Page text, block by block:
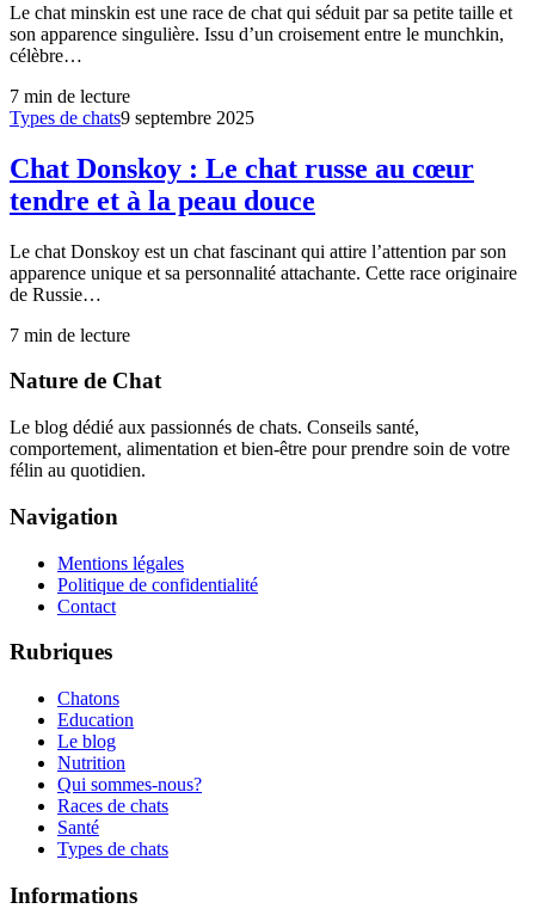
Le chat minskin est une race de chat qui séduit par sa petite taille et
son apparence singulière. Issu d’un croisement entre le munchkin,
célèbre…
7 min de lecture
Types de chats9 septembre 2025
Chat Donskoy : Le chat russe au cœur
tendre et à la peau douce
Le chat Donskoy est un chat fascinant qui attire l’attention par son
apparence unique et sa personnalité attachante. Cette race originaire
de Russie…
7 min de lecture
Nature de Chat
Le blog dédié aux passionnés de chats. Conseils santé,
comportement, alimentation et bien-être pour prendre soin de votre
félin au quotidien.
Navigation
Mentions légales
Politique de confidentialité
Contact
Rubriques
Chatons
Education
Le blog
Nutrition
Qui sommes-nous?
Races de chats
Santé
Types de chats
Informations